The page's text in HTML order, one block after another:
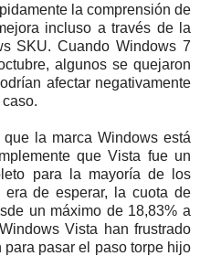
la comprensión de
incluso a través de la
SKU. Cuando Windows 7
algunos se quejaron
afectar negativamente
la marca Windows está
que Vista fue un
para la mayoría de los
era de esperar, la cuota de
un máximo de 18,83% a
Vista han frustrado
pasar el paso torpe hijo